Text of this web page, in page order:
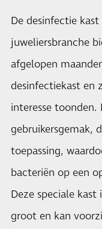
De desinfectie
juweliersbranche
afgelopen
desinfectiekast en
interesse
gebruikersgemak,
toepassing,
bacteriën op een
Deze speciale
groot en kan